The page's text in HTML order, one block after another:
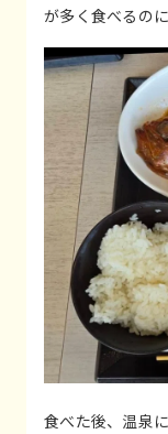
が多く食べるの
食べた後、温泉